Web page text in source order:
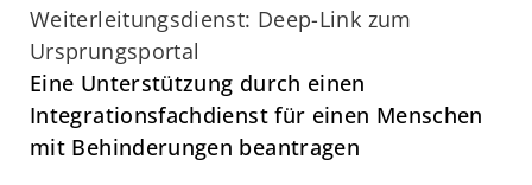
Weiterleitungsdienst: Deep-Link zum
Ursprungsportal
Eine Unterstützung durch einen
Integrationsfachdienst für einen Menschen
mit Behinderungen beantragen